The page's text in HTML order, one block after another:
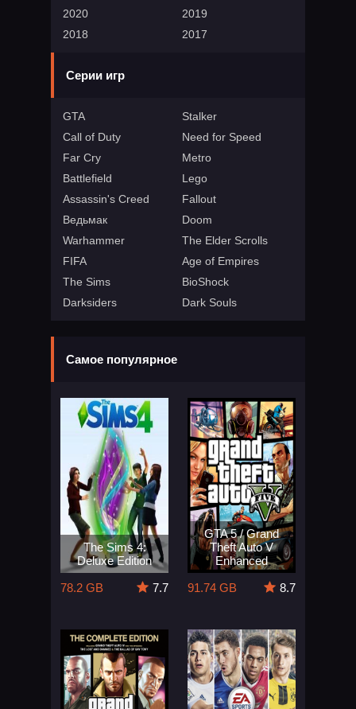
2020
2019
2018
2017
Серии игр
GTA
Stalker
Call of Duty
Need for Speed
Far Cry
Metro
Battlefield
Lego
Assassin's Creed
Fallout
Ведьмак
Doom
Warhammer
The Elder Scrolls
FIFA
Age of Empires
The Sims
BioShock
Darksiders
Dark Souls
Самое популярное
The Sims 4:
Deluxe Edition
78.2 GB
7.7
GTA 5 / Grand
Theft Auto V
Enhanced
91.74 GB
8.7